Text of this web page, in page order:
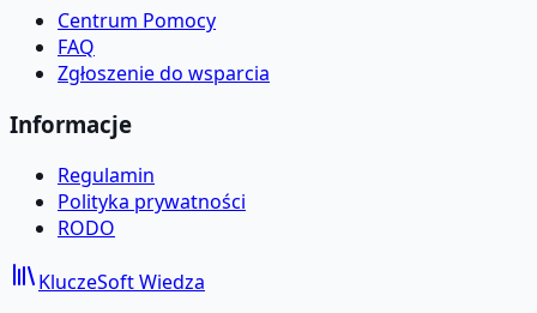
Centrum Pomocy
FAQ
Zgłoszenie do wsparcia
Informacje
Regulamin
Polityka prywatności
RODO
KluczeSoftWiedza